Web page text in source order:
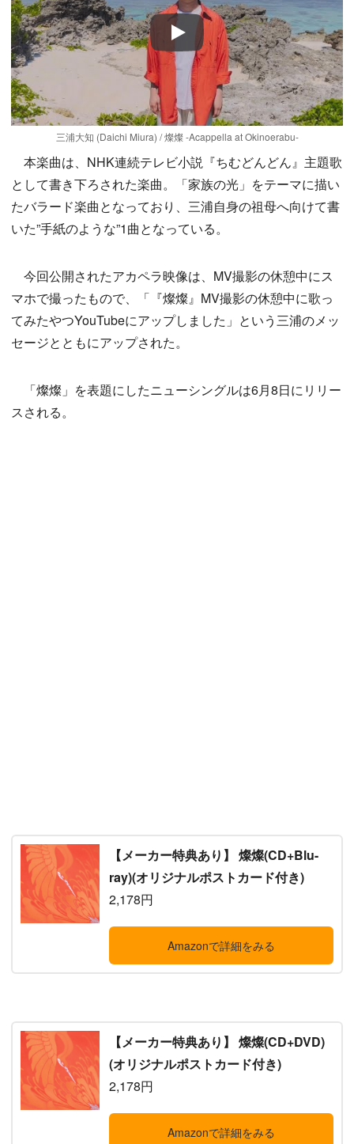
Play
三浦大知 (Daichi Miura) / 燦燦 -Acappella at Okinoerabu-
本楽曲は、NHK連続テレビ小説『ちむどんどん』主題歌
として書き下ろされた楽曲。「家族の光」をテーマに描い
たバラード楽曲となっており、三浦自身の祖母へ向けて書
いた”手紙のような”1曲となっている。
今回公開されたアカペラ映像は、MV撮影の休憩中にス
マホで撮ったもので、「『燦燦』MV撮影の休憩中に歌っ
てみたやつYouTubeにアップしました」という三浦のメッ
セージとともにアップされた。
「燦燦」を表題にしたニューシングルは6月8日にリリー
スされる。
【メーカー特典あり】 燦燦(CD+Blu-
ray)(オリジナルポストカード付き)
2,178円
Amazonで詳細をみる
【メーカー特典あり】 燦燦(CD+DVD)
(オリジナルポストカード付き)
2,178円
Amazonで詳細をみる